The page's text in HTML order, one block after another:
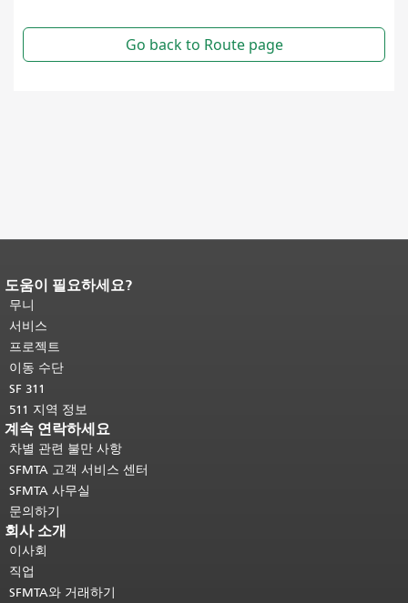
페이지 내용 끝입니다.이 페이지의 나
머지 내용은 모든 페이지에 반복됩니
다.메인 콘텐츠 상단으로 돌아가려면
여기를 클릭하십시오
도움이 필요하세요?
무니
서비스
프로젝트
이동 수단
SF 311
511 지역 정보
계속 연락하세요
차별 관련 불만 사항
SFMTA 고객 서비스 센터
SFMTA 사무실
문의하기
회사 소개
이사회
직업
SFMTA와 거래하기